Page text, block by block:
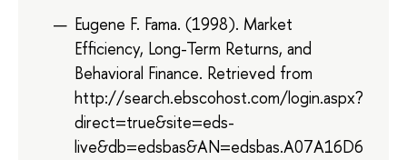
Eugene F. Fama. (1998). Market
Efficiency, Long-Term Returns, and
Behavioral Finance. Retrieved from
http://search.ebscohost.com/login.aspx?
direct=true&site=eds-
live&db=edsbas&AN=edsbas.A07A16D6